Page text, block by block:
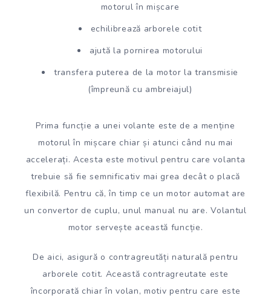
motorul în mișcare
echilibrează arborele cotit
ajută la pornirea motorului
transfera puterea de la motor la transmisie
(împreună cu ambreiajul)
Prima funcție a unei volante este de a menține
motorul în mișcare chiar și atunci când nu mai
accelerați. Acesta este motivul pentru care volanta
trebuie să fie semnificativ mai grea decât o placă
flexibilă. Pentru că, în timp ce un motor automat are
un convertor de cuplu, unul manual nu are. Volantul
motor servește această funcție.
De aici, asigură o contragreutăți naturală pentru
arborele cotit. Această contragreutate este
încorporată chiar în volan, motiv pentru care este